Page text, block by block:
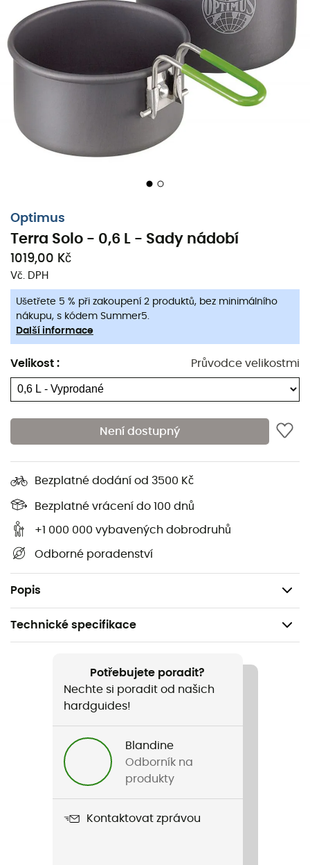
Optimus
Terra Solo - 0,6 L - Sady nádobí
1019,00 Kč
Vč. DPH
Ušetřete 5 % při zakoupení 2 produktů, bez minimálního
nákupu, s kódem Summer5.
Další informace
Velikost : Průvodce velikostmi
Není dostupný
Bezplatné dodání od 3500 Kč
Bezplatné vrácení do 100 dnů
+1 000 000 vybavených dobrodruhů
Odborné poradenství
Popis
Všem osamělým turistům, kteří cestují nalehko, ale
správně vybaveni:Optimusmyslí na vás a nabízí vám
Terra Solo 0,6 L.
S ním budete moci vařit chutná teplá jídla s minimální
hmotností
ultra odolná pánev
Jeho transportní obal z mesh
umožňuje vložit titanové
příbory a jakýkoli vařič Optimus, aby bylo vše dobře
uspořádáno ve vašem batohu.
Efektivní, lehký a všestranný,už nebudete váhat "stát
za sporákem" s vašísadou nádobí Terra Solo 0,6 L!
Obsahuje:
Hrnec s výlevkou,
Ultra odolná pánev (která slouží také jako víko),
Pro 1 osobu,
Objem: 0,60 litru,
Všestranný a efektivní,
Záruka 2 roky,
Hmotnost: 200 g.
Technické specifikace
Pěší turistika / Trekking / Cestování / Kemping
Název produktu
Tvrdě eloxovaný hliník / Ocel
Potřebujete poradit?
Nechte si poradit od našich
hardguides!
Blandine
Odborník na
produkty
Kontaktovat zprávou